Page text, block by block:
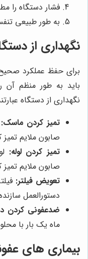
فشار دستگاه را
به طور طبیعی
نگهداری از
برای حفظ عملکرد
باید به طور منظم آن
نگهداری از دستگاه
تمیز کردن ماسک:
صابون ملایم تمیز
تمیز کردن لوله:
صابون ملایم تمیز
تعویض فیلتر:
دستورالعمل
ضدعفونی کردن
ماه یک بار با
بیماری های